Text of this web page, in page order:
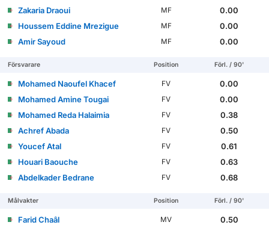
Zakaria Draoui
MF
0.00
Houssem Eddine Mrezigue
MF
0.00
Amir Sayoud
MF 0.00
Försvarare Position Förl. / 90'
Mohamed Naoufel Khacef FV
0.00
Mohamed Amine Tougai
FV
0.00
Mohamed Reda Halaimia
FV
0.38
Achref Abada
FV
0.50
Youcef Atal
FV
0.61
Houari Baouche
FV
0.63
Abdelkader Bedrane
FV 0.68
Målvakter Position Förl. / 90'
Farid Chaâl MV 0.50